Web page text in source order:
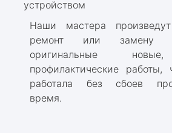
устройством
Наши мастера произведут
ремонт или замену
оригинальные
профилактические работы,
работала без сбоев
время.